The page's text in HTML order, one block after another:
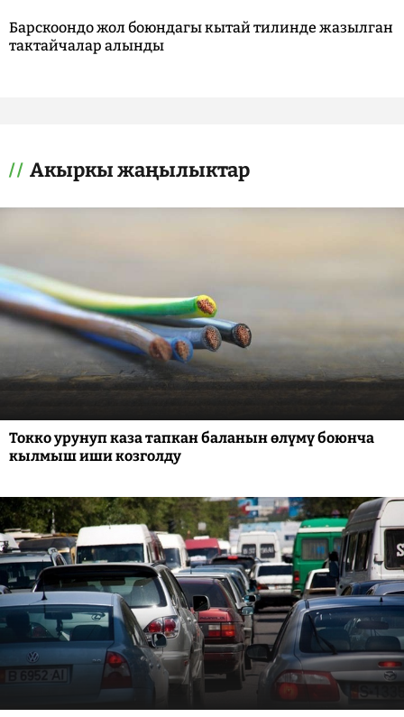
Барскоондо жол боюндагы кытай тилинде жазылган
тактайчалар алынды
Акыркы жаңылыктар
Токко урунуп каза тапкан баланын өлүмү боюнча
кылмыш иши козголду